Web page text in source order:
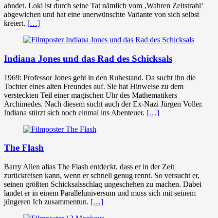
ahndet. Loki ist durch seine Tat nämlich vom ‚Wahren Zeitstrahl‘
abgewichen und hat eine unerwünschte Variante von sich selbst
kreiert. […]
Indiana Jones und das Rad des Schicksals
1969: Professor Jones geht in den Ruhestand. Da sucht ihn die
Tochter eines alten Freundes auf. Sie hat Hinweise zu dem
versteckten Teil einer magischen Uhr des Mathematikers
Archimedes. Nach diesem sucht auch der Ex-Nazi Jürgen Voller.
Indiana stürzt sich noch einmal ins Abenteuer. […]
The Flash
Barry Allen alias The Flash entdeckt, dass er in der Zeit
zurückreisen kann, wenn er schnell genug rennt. So versucht er,
seinen größten Schicksalsschlag ungeschehen zu machen. Dabei
landet er in einem Paralleluniversum und muss sich mit seinem
jüngeren Ich zusammentun. […]